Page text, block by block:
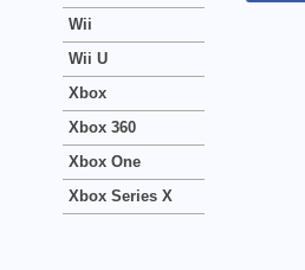
Wii
Wii U
Xbox
Xbox 360
Xbox One
Xbox Series X